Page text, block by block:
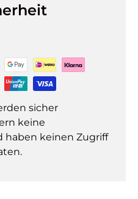
sicher
keine
haben keinen Zugriff